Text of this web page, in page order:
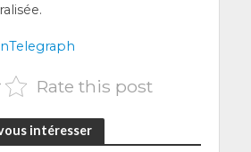
Rate this post
intéresser